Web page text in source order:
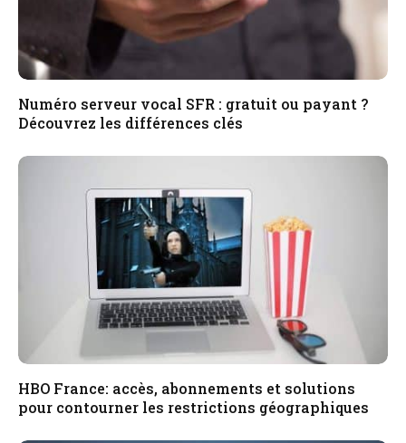
Numéro serveur vocal SFR : gratuit ou payant ?
Découvrez les différences clés
HBO France: accès, abonnements et solutions
pour contourner les restrictions géographiques